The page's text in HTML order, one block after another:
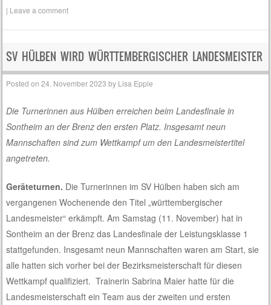
| Leave a comment
SV HÜLBEN WIRD WÜRTTEMBERGISCHER LANDESMEISTER
Posted on24. November 2023 by Lisa Epple
Die Turnerinnen aus Hülben erreichen beim Landesfinale in
Sontheim an der Brenz den ersten Platz. Insgesamt neun
Mannschaften sind zum Wettkampf um den Landesmeistertitel
angetreten.
Geräteturnen. Die Turnerinnen im SV Hülben haben sich am
vergangenen Wochenende den Titel „württembergischer
Landesmeister“ erkämpft. Am Samstag (11. November) hat in
Sontheim an der Brenz das Landesfinale der Leistungsklasse 1
stattgefunden. Insgesamt neun Mannschaften waren am Start, sie
alle hatten sich vorher bei der Bezirksmeisterschaft für diesen
Wettkampf qualifiziert. Trainerin Sabrina Maier hatte für die
Landesmeisterschaft ein Team aus der zweiten und ersten